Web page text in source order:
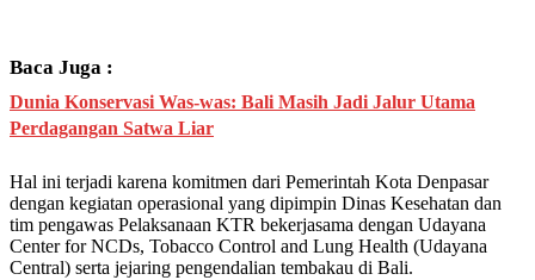
Baca Juga :
Dunia Konservasi Was-was: Bali Masih Jadi Jalur Utama
Perdagangan Satwa Liar
Hal ini terjadi karena komitmen dari Pemerintah Kota Denpasar
dengan kegiatan operasional yang dipimpin Dinas Kesehatan dan
tim pengawas Pelaksanaan KTR bekerjasama dengan Udayana
Center for NCDs, Tobacco Control and Lung Health (Udayana
Central) serta jejaring pengendalian tembakau di Bali.